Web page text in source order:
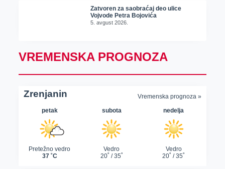
Zatvoren za saobraćaj deo ulice
Vojvode Petra Bojovića
5. avgust 2026.
VREMENSKA PROGNOZA